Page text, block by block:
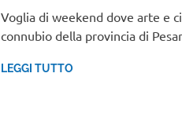
Voglia di weekend dove arte e
connubio della provincia di
LEGGI TUTTO